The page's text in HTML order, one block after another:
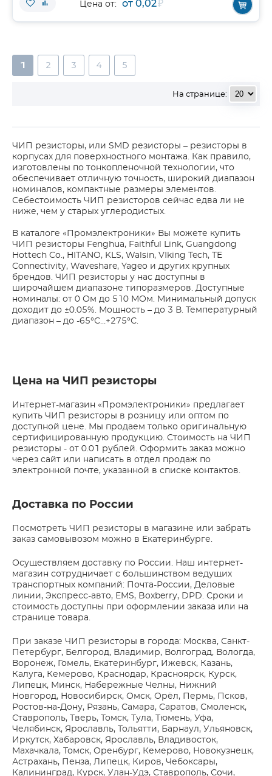
Цена от: от 0,02₽
1 2 3 4 5
На странице:
ЧИП резисторы, или SMD резисторы – резисторы в
корпусах для поверхностного монтажа. Как правило,
изготовлены по тонкопленочной технологии, что
обеспечивает отличную точность, широкий диапазон
номиналов, компактные размеры элементов.
Себестоимость ЧИП резисторов сейчас едва ли не
ниже, чем у старых углеродистых.
В каталоге «Промэлектроники» Вы можете купить
ЧИП резисторы Fenghua, Faithful Link, Guangdong
Hottech Co., HITANO, KLS, Walsin, VIking Tech, TE
Connectivity, Waveshare, Yageo и других крупных
брендов. ЧИП резисторы у нас доступны в
широчайшем диапазоне типоразмеров. Доступные
номиналы: от 0 Ом до 510 МОм. Минимальный допуск
доходит до ±0.05%. Мощность – до 3 В. Температурный
диапазон – до -65°С…+275°С.
Цена на ЧИП резисторы
Интернет-магазин «Промэлектроники» предлагает
купить ЧИП резисторы в розницу или оптом по
доступной цене. Мы продаем только оригинальную
сертифицированную продукцию. Стоимость на ЧИП
резисторы - от 0.01 рублей. Оформить заказ можно
через сайт или написать в отдел продаж по
электронной почте, указанной в списке контактов.
Доставка по России
Посмотреть ЧИП резисторы в магазине или забрать
заказ самовывозом можно в Екатеринбурге.
Осуществляем доставку по России. Наш интернет-
магазин сотрудничает с большинством ведущих
транспортных компаний: Почта-России, Деловые
линии, Экспресс-авто, EMS, Boxberry, DPD. Сроки и
стоимость доступны при оформлении заказа или на
странице товара.
При заказе ЧИП резисторы в города: Москва, Санкт-
Петербург, Белгород, Владимир, Волгоград, Вологда,
Воронеж, Гомель, Екатеринбург, Ижевск, Казань,
Калуга, Кемерово, Краснодар, Красноярск, Курск,
Липецк, Минск, Набережные Челны, Нижний
Новгород, Новосибирск, Омск, Орёл, Пермь, Псков,
Ростов-на-Дону, Рязань, Самара, Саратов, Смоленск,
Ставрополь, Тверь, Томск, Тула, Тюмень, Уфа,
Челябинск, Ярославль, Тольятти, Барнаул, Ульяновск,
Иркутск, Хабаровск, Ярославль, Владивосток,
Махачкала, Томск, Оренбург, Кемерово, Новокузнецк,
Астрахань, Пенза, Липецк, Киров, Чебоксары,
Калининград, Курск, Улан-Удэ, Ставрополь, Сочи,